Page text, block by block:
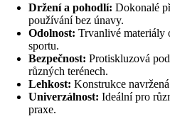
Držení a pohodlí: Dokonalé
používání bez únavy.
Odolnost: Trvanlivé materiály
sportu.
Bezpečnost: Protiskluzová
různých terénech.
Lehkost: Konstrukce
Univerzálnost: Ideální pro
praxe.